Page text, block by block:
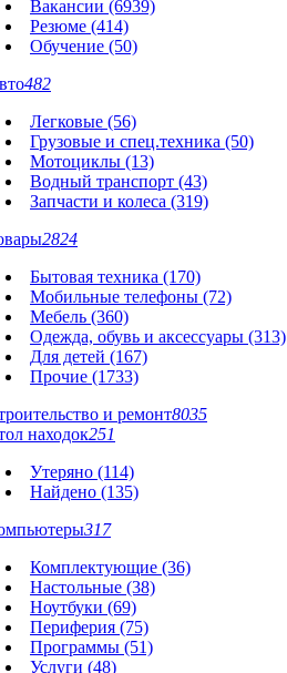
Вакансии (6939)
Резюме (414)
Обучение (50)
482
Легковые (56)
Грузовые и спец.техника (50)
Мотоциклы (13)
Водный транспорт (43)
Запчасти и колеса (319)
2824
Бытовая техника (170)
Мобильные телефоны (72)
Мебель (360)
Одежда, обувь и аксессуары (313)
Для детей (167)
Прочие (1733)
и ремонт8035
находок251
Утеряно (114)
Найдено (135)
317
Комплектующие (36)
Настольные (38)
Ноутбуки (69)
Периферия (75)
Программы (51)
Услуги (48)